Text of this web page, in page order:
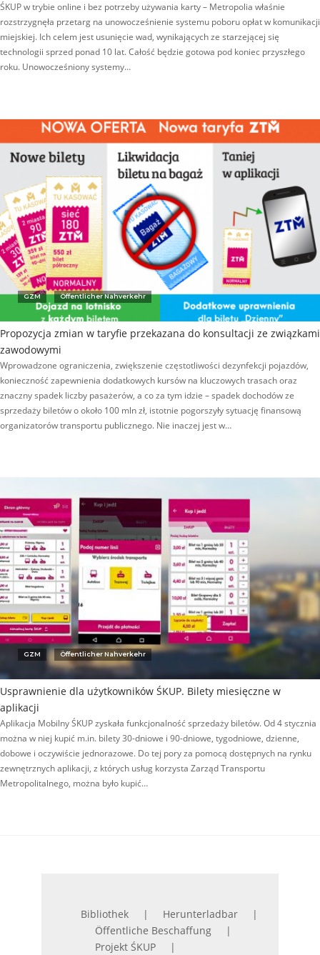
ŚKUP w trybie online i bez potrzeby używania karty – Metropolia właśnie
rozstrzygnęła przetarg na unowocześnienie systemu poboru opłat w komunikacji
miejskiej. Ich celem jest usunięcie wad, wynikających ze starzejącej się
technologii sprzed ponad 10 lat. Całość będzie gotowa pod koniec przyszłego
roku. Unowocześniony systemy…
GZM Öffentlicher Nahverkehr
Propozycja zmian w taryfie przekazana do konsultacji ze związkami
zawodowymi
Wprowadzone ograniczenia, zwiększenie częstotliwości dezynfekcji pojazdów,
konieczność zapewnienia dodatkowych kursów na kluczowych trasach oraz
znaczny spadek liczby pasażerów, a co za tym idzie – spadek dochodów ze
sprzedaży biletów o około 100 mln zł, istotnie pogorszyły sytuację finansową
organizatorów transportu publicznego. Nie inaczej jest w…
GZM Öffentlicher Nahverkehr
Usprawnienie dla użytkowników ŚKUP. Bilety miesięczne w
aplikacji
Aplikacja Mobilny ŚKUP zyskała funkcjonalność sprzedaży biletów. Od 4 stycznia
można w niej kupić m.in. bilety 30-dniowe i 90-dniowe, tygodniowe, dzienne,
dobowe i oczywiście jednorazowe. Do tej pory za pomocą dostępnych na rynku
zewnętrznych aplikacji, z których usług korzysta Zarząd Transportu
Metropolitalnego, można było kupić…
Bibliothek
Herunterladbar
Öffentliche Beschaffung
Projekt ŚKUP